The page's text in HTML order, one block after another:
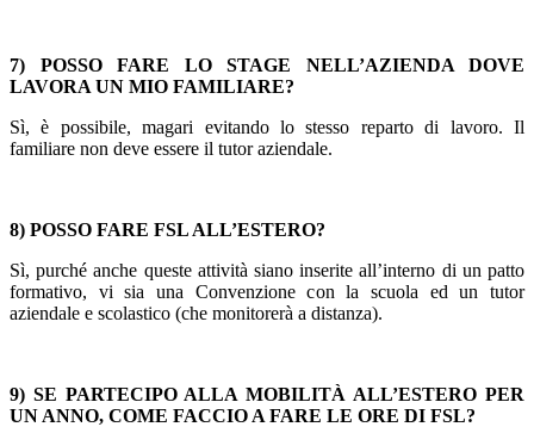
7) POSSO FARE LO STAGE NELL’AZIENDA DOVE
LAVORA UN MIO FAMILIARE?
Sì, è possibile, magari evitando lo stesso reparto di lavoro. Il
familiare non deve essere il tutor aziendale.
8) POSSO FARE FSL ALL’ESTERO?
Sì, purché anche queste attività siano inserite all’interno di un patto
formativo, vi sia una Convenzione con la scuola ed un tutor
aziendale e scolastico (che monitorerà a distanza).
9) SE PARTECIPO ALLA MOBILITÀ ALL’ESTERO PER
UN ANNO, COME FACCIO A FARE LE ORE DI FSL?